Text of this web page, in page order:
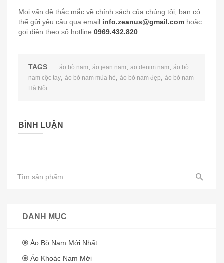
Mọi vấn đề thắc mắc về chính sách của chúng tôi, bạn có
thể gửi yêu cầu qua email info.zeanus@gmail.com hoặc
gọi điện theo số hotline 0969.432.820
TAGS áo bò nam áo jean nam ao denim nam
áo bò
nam cộc tay áo bò nam mùa hè áo bò nam đẹp
áo bò nam
Hà Nội
BÌNH LUẬN
DANH MỤC
Áo Bò Nam Mới Nhất
Áo Khoác Nam Mới